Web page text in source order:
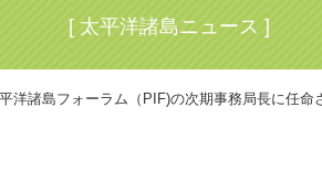
[ 太平洋諸島ニュース ]
洋諸島フォーラム（PIF)の次期事務局長に任